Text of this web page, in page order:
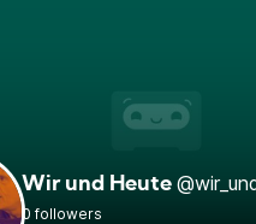
Wir und Heute
0 followers